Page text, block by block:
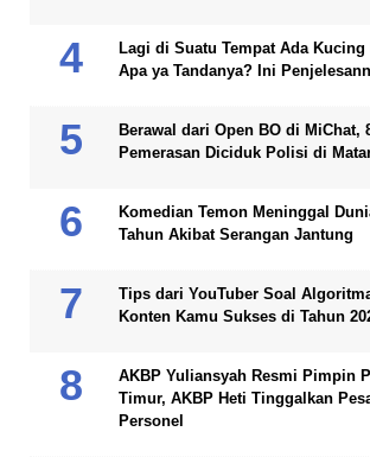
Lagi di Suatu Tempat Ada Kucing
Apa ya Tandanya? Ini
Berawal dari Open BO di MiChat,
Pemerasan Diciduk Polisi di
Komedian Temon Meninggal
Tahun Akibat Serangan Jantung
Tips dari YouTuber Soal
Konten Kamu Sukses di Tahun
AKBP Yuliansyah Resmi Pimpin
Timur, AKBP Heti Tinggalkan
Personel